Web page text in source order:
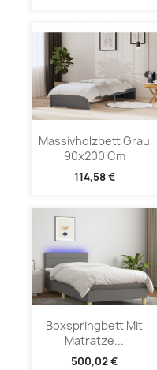
Massivholzbett Grau
90x200 Cm
114,58 €
Boxspringbett Mit
Matratze...
500,02 €